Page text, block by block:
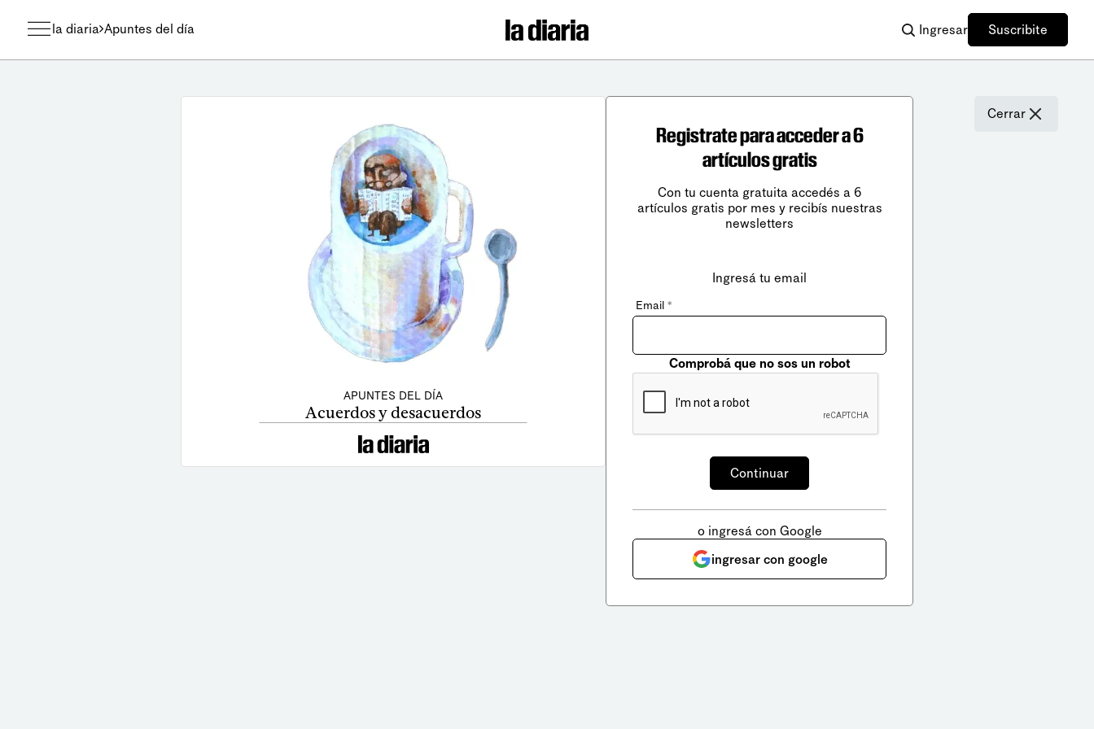
la diaria Apuntes del día Ingresar Suscribite
APUNTES DEL DÍA
Acuerdos y desacuerdos
Cerrar
Registrate para acceder a 6
artículos gratis
Con tu cuenta gratuita accedés a 6
artículos gratis por mes y recibís nuestras
newsletters
Ingresá tu email
Email *
Comprobá que no sos un robot
o ingresá con Google
ingresar con google